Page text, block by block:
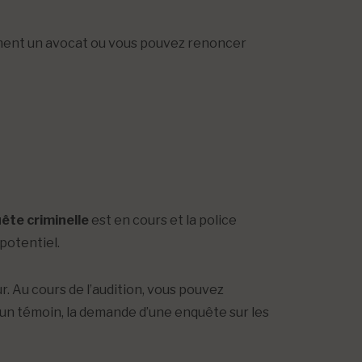
un avocat ou vous pouvez renoncer
criminelle est en cours et la police
cours de l’audition, vous pouvez
témoin, la demande d’une enquête sur les